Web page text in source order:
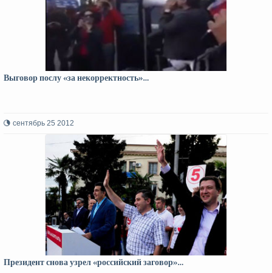
Выговор послу «за некорректность»…
сентябрь 25 2012
Президент снова узрел «российский заговор»…